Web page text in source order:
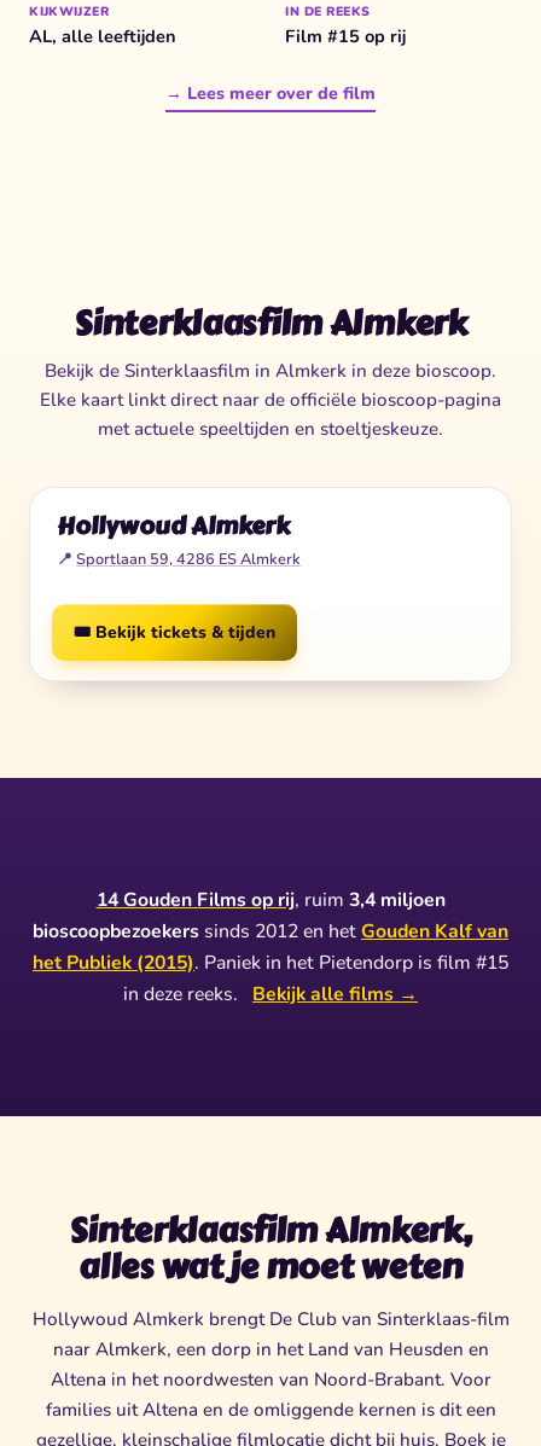
KIJKWIJZER
AL, alle leeftijden
IN DE REEKS
Film #15 op rij
→ Lees meer over de film
Sinterklaasfilm Almkerk
Bekijk de Sinterklaasfilm in Almkerk in deze bioscoop.
Elke kaart linkt direct naar de officiële bioscoop-pagina
met actuele speeltijden en stoeltjeskeuze.
Hollywoud Almkerk
📍 Sportlaan 59, 4286 ES Almkerk
🎟️ Bekijk tickets & tijden
14 Gouden Films op rij, ruim 3,4 miljoen
bioscoopbezoekers sinds 2012 en hetGouden Kalf van
het Publiek (2015). Paniek in het Pietendorp is film #15
in deze reeks.
Bekijk alle films →
Sinterklaasfilm Almkerk,
alles wat je moet weten
Hollywoud Almkerk brengt De Club van Sinterklaas-film
naar Almkerk, een dorp in het Land van Heusden en
Altena in het noordwesten van Noord-Brabant. Voor
families uit Altena en de omliggende kernen is dit een
gezellige, kleinschalige filmlocatie dicht bij huis. Boek je